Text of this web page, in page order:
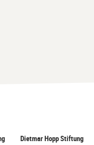
Dietmar Hopp Stiftung